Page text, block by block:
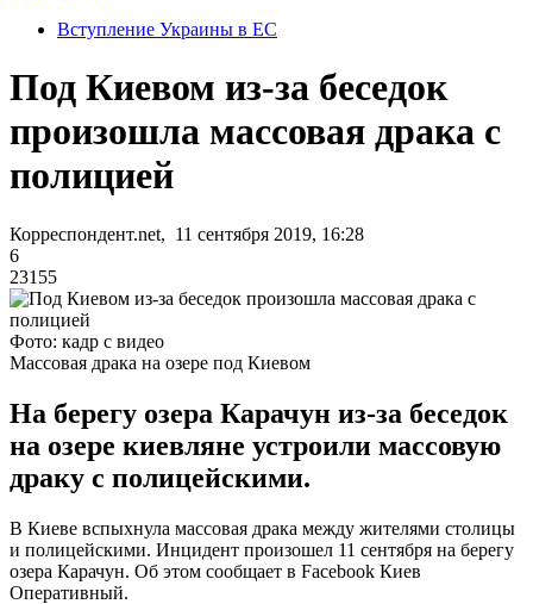
Вступление Украины в ЕС
Под Киевом из-за беседок
произошла массовая драка с
полицией
Корреспондент.net, 11 сентября 2019, 16:28
6
23155
Фото: кадр с видео
Массовая драка на озере под Киевом
На берегу озера Карачун из-за беседок
на озере киевляне устроили массовую
драку с полицейскими.
В Киеве вспыхнула массовая драка между жителями столицы
и полицейскими. Инцидент произошел 11 сентября на берегу
озера Карачун. Об этом сообщает в Facebook Киев
Оперативный.